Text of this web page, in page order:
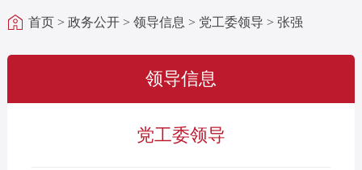
首页> 政务公开> 领导信息 > 党工委领导 > 张强
领导信息
党工委领导